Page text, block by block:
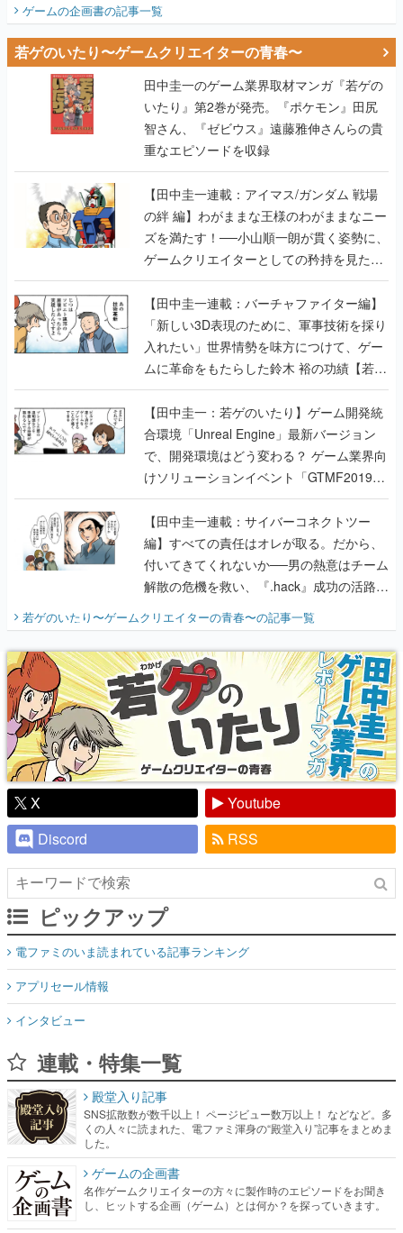
ゲームの企画書の記事一覧
若ゲのいたり〜ゲームクリエイターの青春〜
田中圭一のゲーム業界取材マンガ『若ゲの
いたり』第2巻が発売。『ポケモン』田尻
智さん、『ゼビウス』遠藤雅伸さんらの貴
重なエピソードを収録
【田中圭一連載：アイマス/ガンダム 戦場
の絆 編】わがままな王様のわがままなニー
ズを満たす！──小山順一朗が貫く姿勢に、
ゲームクリエイターとしての矜持を見た
【若ゲのいたり最終回】
【田中圭一連載：バーチャファイター編】
「新しい3D表現のために、軍事技術を採り
入れたい」世界情勢を味方につけて、ゲー
ムに革命をもたらした鈴木 裕の功績【若ゲ
のいたり】
【田中圭一：若ゲのいたり】ゲーム開発統
合環境「Unreal Engine」最新バージョン
で、開発環境はどう変わる？ ゲーム業界向
けソリューションイベント「GTMF2019」
に行って、より理解を深めよう【PR】
【田中圭一連載：サイバーコネクトツー
編】すべての責任はオレが取る。だから、
付いてきてくれないか──男の熱意はチーム
解散の危機を救い、『.hack』成功の活路を
『少年ジャンプ』色だった【若ゲのいた
り】
若ゲのいたり〜ゲームクリエイターの青春〜の記事一覧
X
Youtube
Discord
RSS
ピックアップ
電ファミのいま読まれている記事ランキング
アプリセール情報
インタビュー
連載・特集一覧
殿堂入り記事
SNS拡散数が数千以上！ ページビュー数万以上！ などなど。多
くの人々に読まれた、電ファミ渾身の“殿堂入り”記事をまとめま
した。
ゲームの企画書
名作ゲームクリエイターの方々に製作時のエピソードをお聞き
し、ヒットする企画（ゲーム）とは何か？を探っていきます。